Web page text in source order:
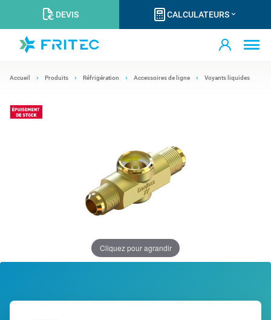
DEVIS CALCULATEURS
Accueil Produits Réfrigération Accessoires de ligne Voyants liquides
Cliquez pour agrandir